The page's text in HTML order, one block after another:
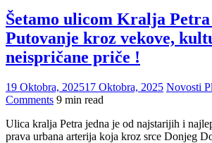
Šetamo ulicom Kralja
Putovanje kroz vekove,
neispričane priče !
19 Oktobra, 202517 Oktobra, 2025 Novosti
Comments 9 min read
Ulica kralja Petra jedna je od najstarijih i
prava urbana arterija koja kroz srce Donjeg